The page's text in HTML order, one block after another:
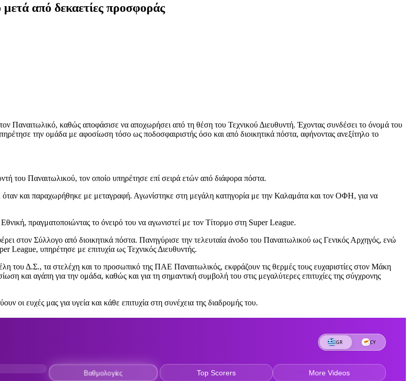
από δεκαετίες προσφοράς
καθώς αποφάσισε να αποχωρήσει από τη θέση του Τεχνικού Διευθυντή. Έχοντας συνδέσει το όνομά του
την ομάδα με αφοσίωση τόσο ως ποδοσφαιριστής όσο και από διοικητικά πόστα, αφήνοντας ανεξίτηλο το
του Παναιτωλικού, τον οποίο υπηρέτησε επί σειρά ετών από διάφορα πόστα.
και παραχωρήθηκε με μεταγραφή. Αγωνίστηκε στη μεγάλη κατηγορία με την Καλαμάτα και τον ΟΦΗ, για να
πραγματοποιώντας το όνειρό του να αγωνιστεί με τον Τίτορμο στη Super League.
στον Σύλλογο από διοικητικά πόστα. Πανηγύρισε την τελευταία άνοδο του Παναιτωλικού ως Γενικός Αρχηγός, ενώ
League, υπηρέτησε με επιτυχία ως Τεχνικός Διευθυντής.
Δ.Σ., τα στελέχη και το προσωπικό της ΠΑΕ Παναιτωλικός, εκφράζουν τις θερμές τους ευχαριστίες στον Μάκη
και αγάπη για την ομάδα, καθώς και για τη σημαντική συμβολή του στις μεγαλύτερες επιτυχίες της σύγχρονης
οι ευχές μας για υγεία και κάθε επιτυχία στη συνέχεια της διαδρομής του.